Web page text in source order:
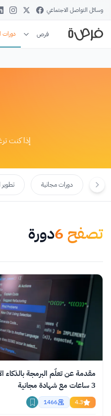
وسائل التواصل الاجتماعي
فرص دورات
إذا كنت
دورات مجانية
تصفح6دورة
مقدمة عن تعلّم البرمجة بالذكاء
3 ساعات مع شهادة مجانية
4.3
1466